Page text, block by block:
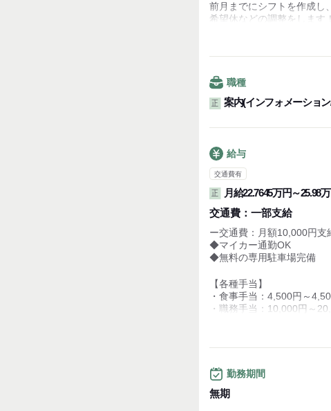
前月までにシフトを作成し、
希望休などの調整をします！
■月7日休み
■リフレッシュ休暇
■アニバーサリー休暇
■年次有給休暇
職種
正 案内(インフォメーショ
給与
交通費有
正
月給22.7645万円～25.98
交通費： 一部支給
ー交通費：月額10,000円支
◆マイカー通勤OK
◆無料の専用駐車場完備
【各種手当】
・食事手当：4,500円～
・職務手当：10,000円～
・販売手当（インセンティ
試用期間：
勤務期間
無期